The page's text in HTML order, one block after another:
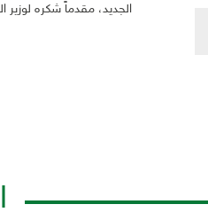
الجديد، مقدماً شكره لوزير